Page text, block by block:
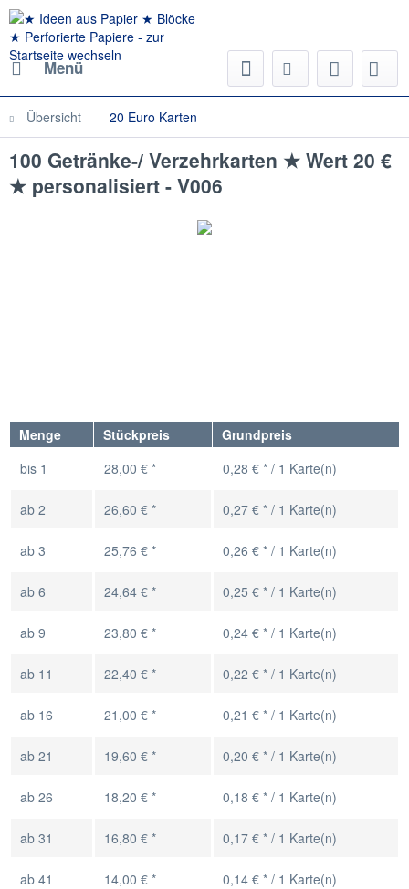
Menü
Übersicht 20 Euro Karten
100 Getränke-/ Verzehrkarten ★ Wert 20 €
★ personalisiert - V006
Menge Stückpreis
Grundpreis
bis 1 28,00 € * 0,28 € * / 1 Karte(n)
ab 2 26,60 € * 0,27 € * / 1 Karte(n)
ab 3 25,76 € * 0,26 € * / 1 Karte(n)
ab 6 24,64 € * 0,25 € * / 1 Karte(n)
ab 9 23,80 € * 0,24 € * / 1 Karte(n)
ab 11 22,40 € * 0,22 € * / 1 Karte(n)
ab 16 21,00 € * 0,21 € * / 1 Karte(n)
ab 21 19,60 € * 0,20 € * / 1 Karte(n)
ab 26 18,20 € * 0,18 € * / 1 Karte(n)
ab 31 16,80 € * 0,17 € * / 1 Karte(n)
ab 41 14,00 € * 0,14 € * / 1 Karte(n)